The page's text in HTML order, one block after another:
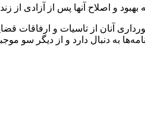
و اصلاح آنها پس از آزادی از
آنان از تاسیات و
به دنبال دارد و از دیگر سو